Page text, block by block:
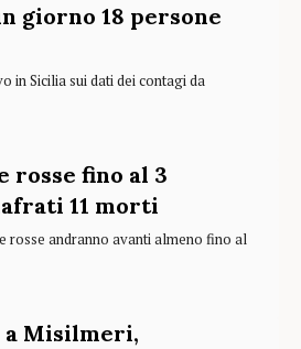
giorno 18 persone
in Sicilia sui dati dei contagi da
rosse fino al 3
11 morti
rosse andranno avanti almeno fino al
Misilmeri,